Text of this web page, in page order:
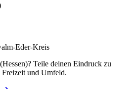
Eder-Kreis
Teile deinen Eindruck zu
und Umfeld.